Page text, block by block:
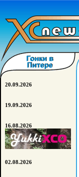
20.09.2026
19.09.2026
16.08.2026
02.08.2026